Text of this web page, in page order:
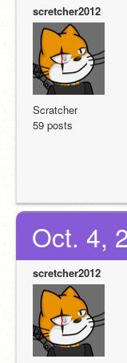
scretcher2012
Scratcher
59 posts
Oct. 4,
scretcher2012